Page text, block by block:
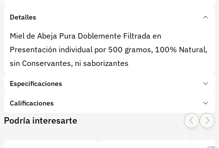
Detalles
Miel de Abeja Pura Doblemente Filtrada en
Presentación individual por 500 gramos, 100% Natural,
sin Conservantes, ni saborizantes
Especificaciones
Marca:
Deseo
Tipo de producto:Producto final
Calificaciones
1 Star
2 Star
3 Star4 Star
Podría interesarte